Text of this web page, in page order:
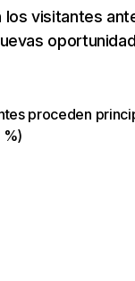
los visitantes
proceden
%)